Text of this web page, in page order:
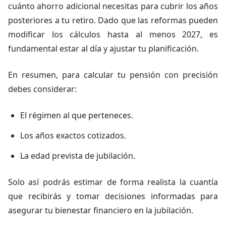
cuánto ahorro adicional necesitas para cubrir los años
posteriores a tu retiro. Dado que las reformas pueden
modificar los cálculos hasta al menos 2027, es
fundamental estar al día y ajustar tu planificación.
En resumen, para calcular tu pensión con precisión
debes considerar:
El régimen al que perteneces.
Los años exactos cotizados.
La edad prevista de jubilación.
Solo así podrás estimar de forma realista la cuantía
que recibirás y tomar decisiones informadas para
asegurar tu bienestar financiero en la jubilación.